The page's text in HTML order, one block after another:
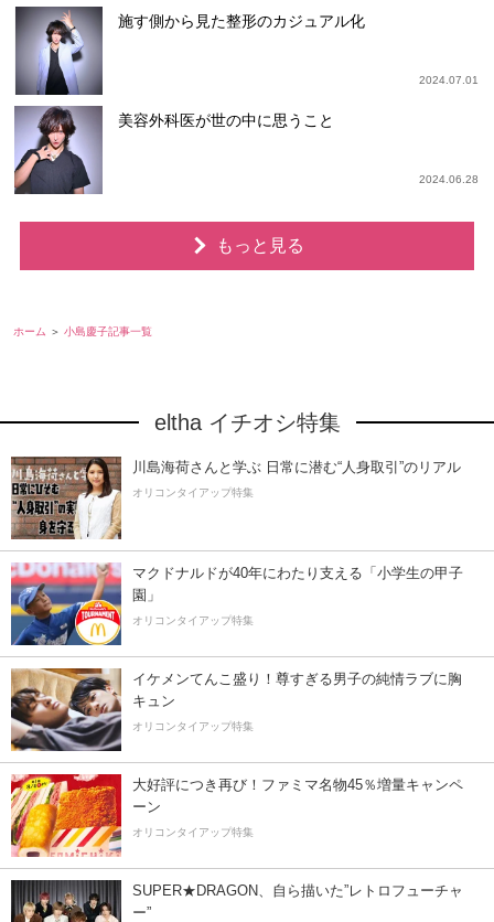
施す側から見た整形のカジュアル化
2024.07.01
美容外科医が世の中に思うこと
2024.06.28
もっと見る
ホーム 小島慶子記事一覧
eltha イチオシ特集
川島海荷さんと学ぶ 日常に潜む“人身取引”のリアル
オリコンタイアップ特集
マクドナルドが40年にわたり支える「小学生の甲子
園」
オリコンタイアップ特集
イケメンてんこ盛り！尊すぎる男子の純情ラブに胸
キュン
オリコンタイアップ特集
大好評につき再び！ファミマ名物45％増量キャンペ
ーン
オリコンタイアップ特集
SUPER★DRAGON、自ら描いた”レトロフューチャ
ー”